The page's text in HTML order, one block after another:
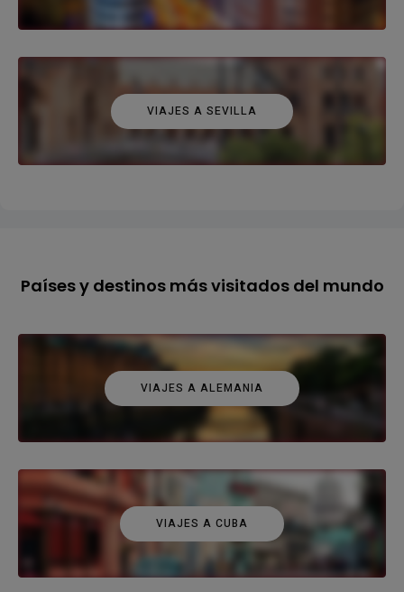
VIAJES A SEVILLA
Países y destinos más visitados del mundo
VIAJES A ALEMANIA
VIAJES A CUBA